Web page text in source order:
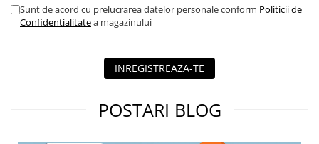
Sunt de acord cu prelucrarea datelor personale conform Politicii de
Confidentialitatea magazinului
INREGISTREAZA-TE
POSTARI BLOG